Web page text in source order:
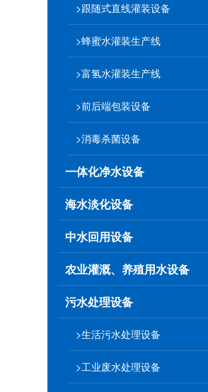
>跟随式直线灌装设备
>蜂蜜水灌装生产线
>富氢水灌装生产线
>前后端包装设备
>消毒杀菌设备
一体化净水设备
海水淡化设备
中水回用设备
农业灌溉、养殖用水设备
污水处理设备
>生活污水处理设备
>工业废水处理设备